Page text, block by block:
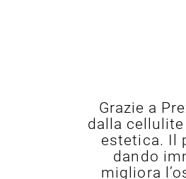
Grazie a
dalla
estetica. Il
dando
migliora